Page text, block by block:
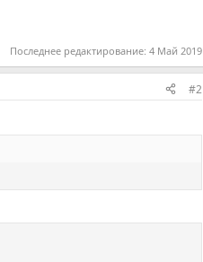
Последнее редактирование: 4 Май 2019
#2